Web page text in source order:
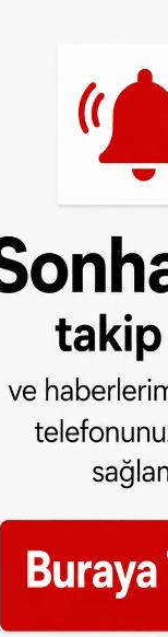
burka, peçe
resmen
sağcı
paylaşımda,
başörtüsü
status/